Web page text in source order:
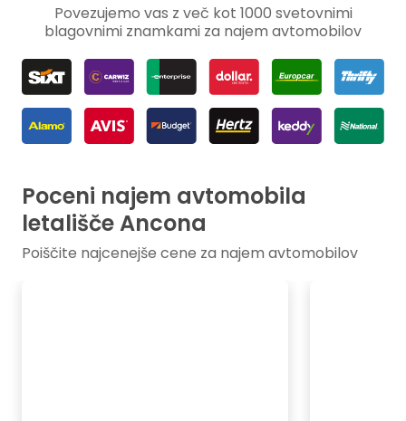
Povezujemo vas z več kot 1000 svetovnimi
blagovnimi znamkami za najem avtomobilov
Poceni najem avtomobila
letališče Ancona
Poiščite najcenejše cene za najem avtomobilov